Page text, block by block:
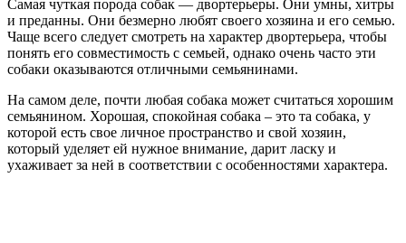
Самая чуткая порода собак — двортерьеры. Они умны, хитры
и преданны. Они безмерно любят своего хозяина и его семью.
Чаще всего следует смотреть на характер двортерьера, чтобы
понять его совместимость с семьей, однако очень часто эти
собаки оказываются отличными семьянинами.
На самом деле, почти любая собака может считаться хорошим
семьянином. Хорошая, спокойная собака – это та собака, у
которой есть свое личное пространство и свой хозяин,
который уделяет ей нужное внимание, дарит ласку и
ухаживает за ней в соответствии с особенностями характера.